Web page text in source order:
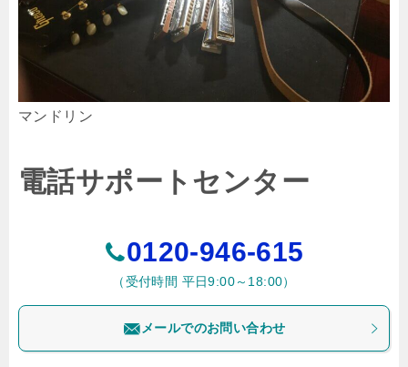
マンドリン
電話サポートセンター
0120-946-615
（受付時間 平日9:00～18:00）
メールでのお問い合わせ